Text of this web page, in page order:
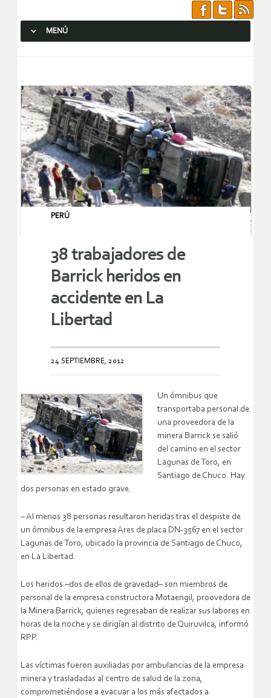
MENÚ
PERÚ
38 trabajadores de
Barrick heridos en
accidente en La
Libertad
24 SEPTIEMBRE, 2012
Un ómnibus que
transportaba personal de
una proveedora de la
minera Barrick se salió
del camino en el sector
Lagunas de Toro, en
Santiago de Chuco. Hay
dos personas en estado grave.
– Al menos 38 personas resultaron heridas tras el despiste de
un ómnibus de la empresa Ares de placa DN-3567 en el sector
Lagunas de Toro, ubicado la provincia de Santiago de Chuco,
en La Libertad.
Los heridos –dos de ellos de gravedad– son miembros de
personal de la empresa constructora Motaengil, proovedora de
la Minera Barrick, quienes regresaban de realizar sus labores en
horas de la noche y se dirigían al distrito de Quiruvilca, informó
RPP.
Las víctimas fueron auxiliadas por ambulancias de la empresa
minera y trasladadas al centro de salud de la zona,
comprometiéndose a evacuar a los más afectados a